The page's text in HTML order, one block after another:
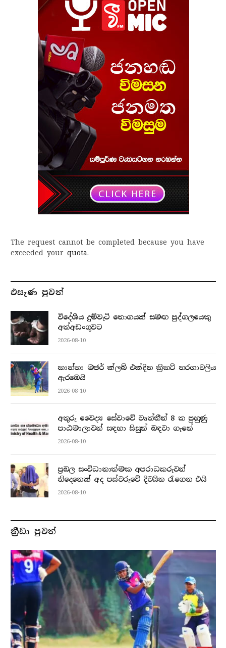
The request cannot be completed because you have
exceeded your quota.
එසැණ පුව​ත්
විදේශීය දුම්වැටි තොගයක් සමඟ පුද්ගලයෙකු
අත්අඩංගුවට
2026-08-10
කාන්තා මජර් ක්ලබ් එක්දින ක්‍රිකට් තරගාවලිය
ඇරඹෙයි
2026-08-10
අතුරු වෛද්‍ය සේවාවේ වෘත්තීන් 8 ක පුහුණු
පාඨමාලාවන් සඳහා සිසුන් බඳවා ගැනේ
2026-08-10
ප්‍රබල සංවිධානාත්මක අපරාධකරුවන්
තිදෙනෙක් අද පස්වරුවේ දිවයින රැගෙන එයි
2026-08-10
ක්‍රීඩා පුවත්